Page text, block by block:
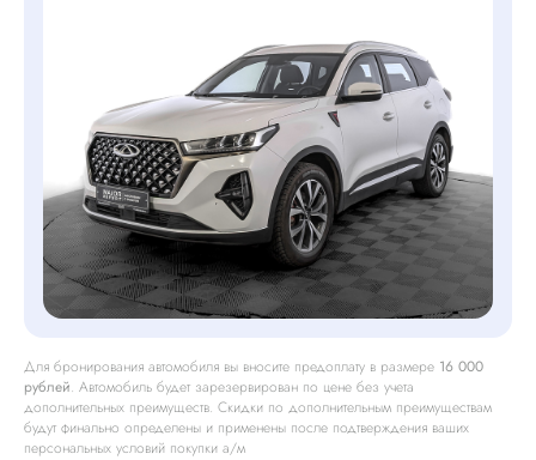
Для бронирования автомобиля вы вносите предоплату в размере 16 000
рублей. Автомобиль будет зарезервирован по цене без учета
дополнительных преимуществ. Скидки по дополнительным преимуществам
будут финально определены и применены после подтверждения ваших
персональных условий покупки a/м